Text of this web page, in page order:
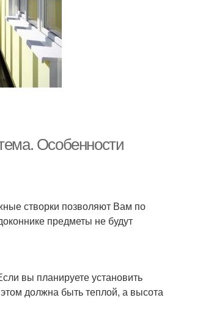
Особенности
створки позволяют Вам по
предметы не будут
вы планируете установить
должна быть теплой, а высота